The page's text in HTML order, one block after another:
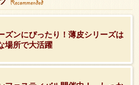
ズンにぴったり！薄皮シリーズは
場所で大活躍